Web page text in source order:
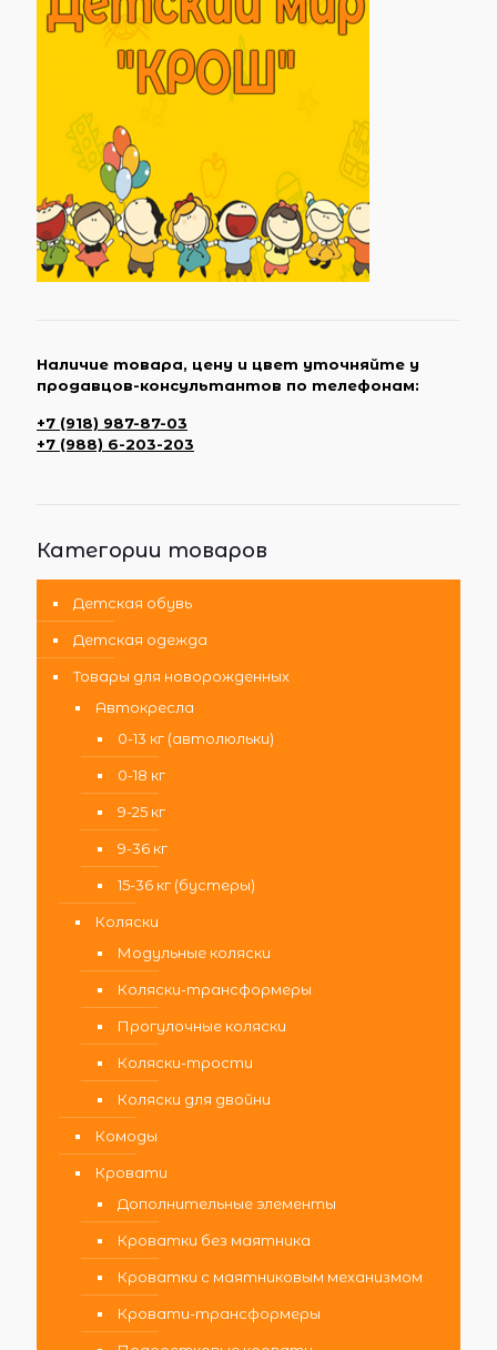
Наличие товара, цену и цвет уточняйте у
продавцов-консультантов по телефонам:
+7 (918) 987-87-03
+7 (988) 6-203-203
Категории товаров
Детская обувь
Детская одежда
Товары для новорожденных
Автокресла
0-13 кг (автолюльки)
0-18 кг
9-25 кг
9-36 кг
15-36 кг (бустеры)
Коляски
Модульные коляски
Коляски-трансформеры
Прогулочные коляски
Коляски-трости
Коляски для двойни
Комоды
Кровати
Дополнительные элементы
Кроватки без маятника
Кроватки с маятниковым механизмом
Кровати-трансформеры